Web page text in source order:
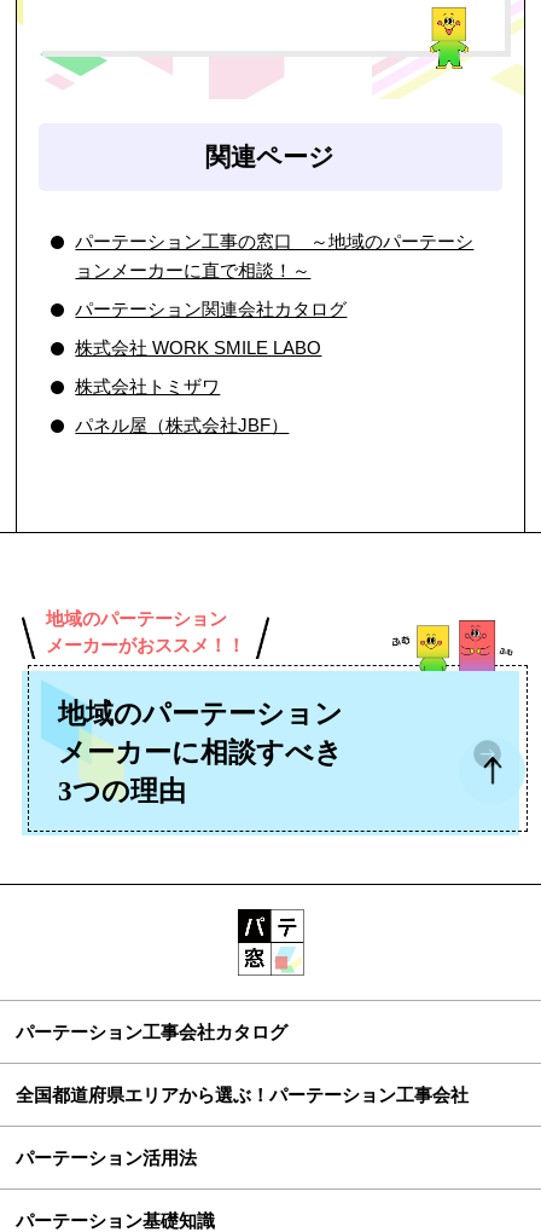
関連ページ
パーテーション工事の窓口 ～地域のパーテーシ
ョンメーカーに直で相談！～
パーテーション関連会社カタログ
株式会社 WORK SMILE LABO
株式会社トミザワ
パネル屋（株式会社JBF）
地域のパーテーション
メーカーがおススメ！！
地域のパーテーション
メーカーに相談すべき
3つの理由
パーテーション工事会社カタログ
全国都道府県エリアから選ぶ！パーテーション工事会社
パーテーション活用法
パーテーション基礎知識